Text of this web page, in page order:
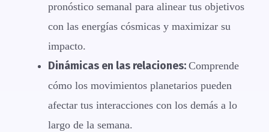
pronóstico semanal para alinear tus objetivos
con las energías cósmicas y maximizar su
impacto.
Dinámicas en las relaciones: Comprende
cómo los movimientos planetarios pueden
afectar tus interacciones con los demás a lo
largo de la semana.